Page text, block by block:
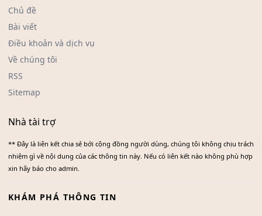
Chủ đề
Bài viết
Điều khoản và dịch vụ
Về chúng tôi
RSS
Sitemap
Nhà tài trợ
** Đây là liên kết chia sẻ bới cộng đồng người dùng, chúng tôi không chịu trách
nhiệm gì về nội dung của các thông tin này. Nếu có liên kết nào không phù hợp
xin hãy báo cho admin.
KHÁM PHÁ THÔNG TIN